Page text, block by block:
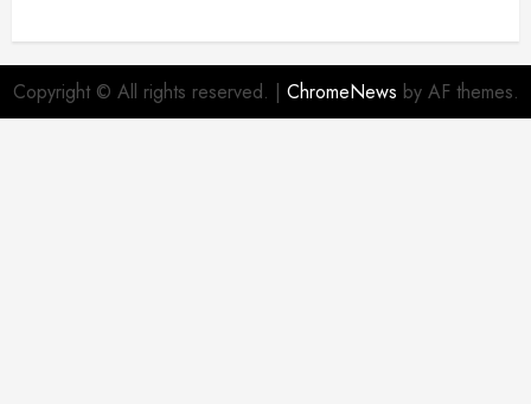
Copyright © All rights reserved. | ChromeNews by AF themes.